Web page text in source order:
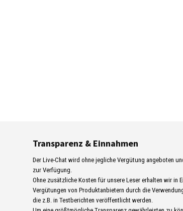
Transparenz & Einnahmen
Der Live-Chat wird ohne jegliche Vergütung angeboten
zur Verfügung.
Ohne zusätzliche Kosten für unsere Leser erhalten wir in
Vergütungen von Produktanbietern durch die
die z.B. in Testberichten veröffentlicht werden.